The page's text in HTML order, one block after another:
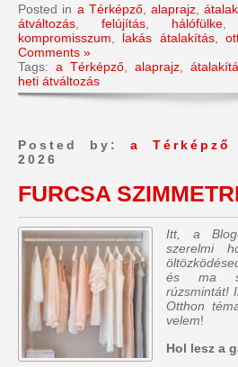
Posted in a Térképző,alaprajz ,
átváltozás
felújítás hálófülke
kompromisszum
lakás átalakítás,
Comments »
Tags: a Térképző alaprajz
heti átváltozás
Posted by: a Térképző
2026
FURCSA
Itt, a
szerelmi
és ma
rúzsmintát!
Otthon
velem!
Hol lesz a